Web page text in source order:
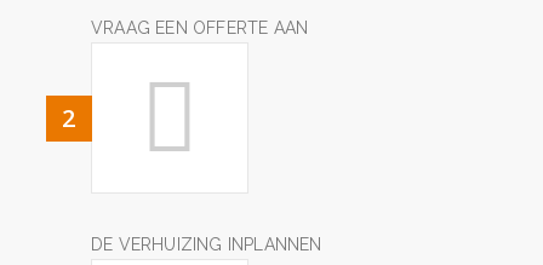
VRAAG EEN OFFERTE AAN
2
DE VERHUIZING INPLANNEN